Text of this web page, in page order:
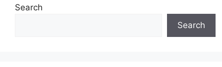
Search
Search